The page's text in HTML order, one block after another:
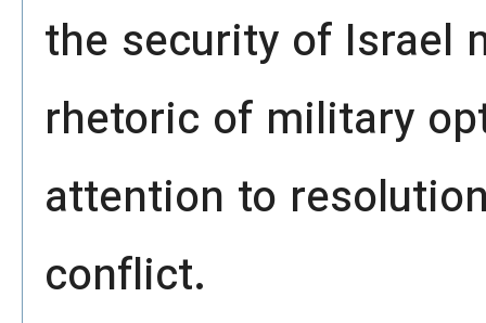
the security of Israel
rhetoric of military
attention to
conflict.